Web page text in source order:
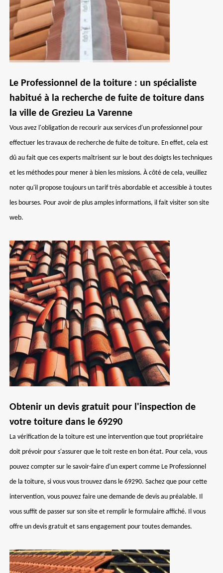
Le Professionnel de la toiture : un spécialiste
habitué à la recherche de fuite de toiture dans
la ville de Grezieu La Varenne
Vous avez l'obligation de recourir aux services d'un professionnel pour
effectuer les travaux de recherche de fuite de toiture. En effet, cela est
dû au fait que ces experts maîtrisent sur le bout des doigts les techniques
et les méthodes pour mener à bien les missions. À côté de cela, veuillez
noter qu'il propose toujours un tarif très abordable et accessible à toutes
les bourses. Pour avoir de plus amples informations, il fait visiter son site
web.
Obtenir un devis gratuit pour l'inspection de
votre toiture dans le 69290
La vérification de la toiture est une intervention que tout propriétaire
doit prévoir pour s'assurer que le toit reste en bon état. Pour cela, vous
pouvez compter sur le savoir-faire d'un expert comme Le Professionnel
de la toiture, si vous vous trouvez dans le 69290. Sachez que pour cette
intervention, vous pouvez faire une demande de devis au préalable. Il
vous suffit de passer sur son site et remplir le formulaire affiché. Il vous
offre un devis gratuit et sans engagement pour toutes demandes.